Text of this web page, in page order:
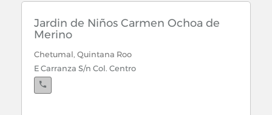
Jardin de Niños Carmen Ochoa de
Merino
Chetumal, Quintana Roo
E Carranza S/n Col. Centro